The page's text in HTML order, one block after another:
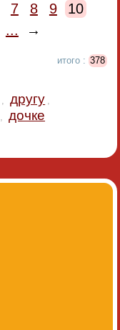
7 8 9
10
... →
итого : 378
, другу ,
, дочке